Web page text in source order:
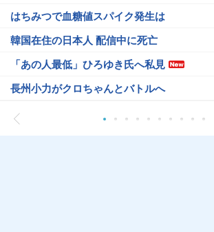
はちみつで血糖値スパイク発生は
韓国在住の日本人 配信中に死亡
「あの人最低」ひろゆき氏へ私見
長州小力がクロちゃんとバトルへ